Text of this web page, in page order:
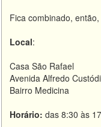
Fica combinado,
Local:
Casa São Rafael
Avenida Alfredo
Bairro Medicina
Horário: das 8:30 às